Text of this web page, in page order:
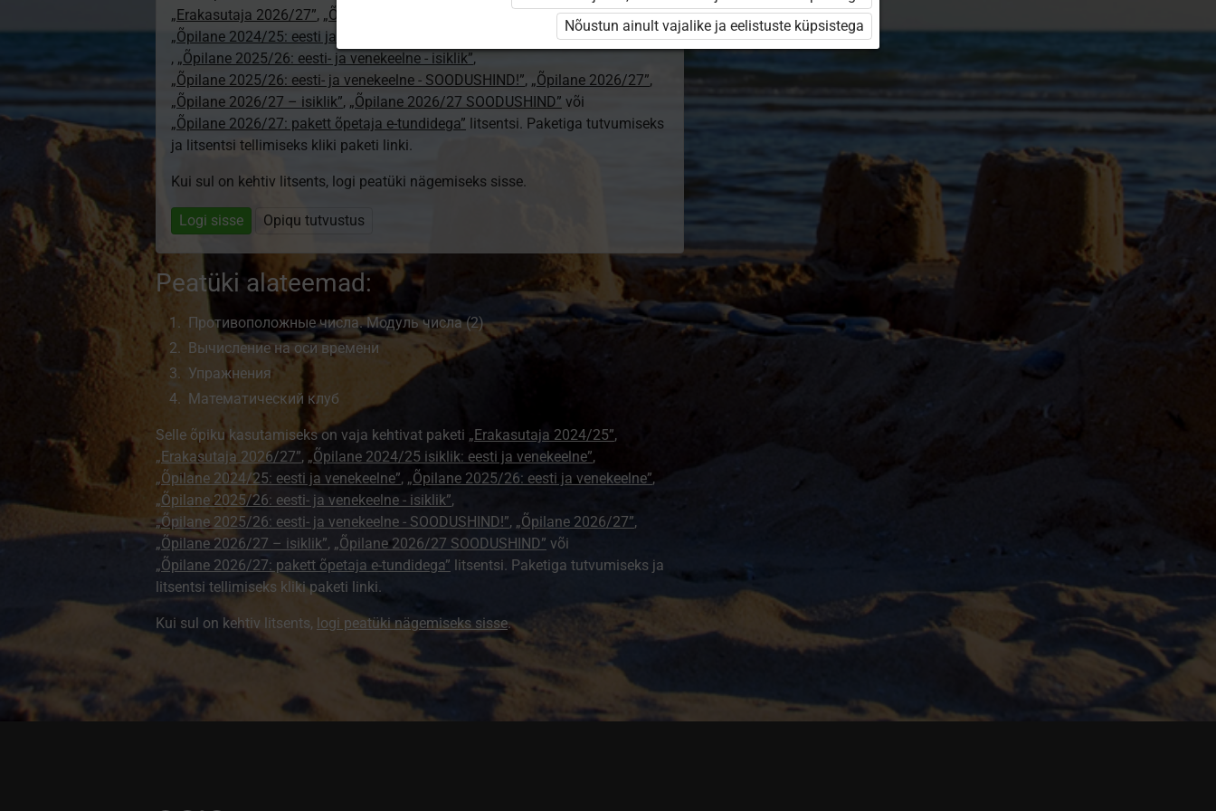
„Erakasutaja 2026/27”, „Õpilane 2024/25 isiklik: eesti ja venekeelne”,
„Õpilane 2024/25: eesti ja venekeelne”
„Õpilane 2025/26: eesti ja venekeelne”
, „Õpilane 2025/26: eesti- ja venekeelne - isiklik”,
„Õpilane 2025/26: eesti- ja venekeelne - SOODUSHIND!”, „Õpilane 2026/27”,
„Õpilane 2026/27 – isiklik”, „Õpilane 2026/27 SOODUSHIND” või
„Õpilane 2026/27: pakett õpetaja e-tundidega” litsentsi. Paketiga tutvumiseks
ja litsentsi tellimiseks kliki paketi linki.
Kui sul on kehtiv litsents, logi peatüki nägemiseks sisse.
Logi sisse Opiqu tutvustus
Peatüki alateemad:
Противоположные числа. Модуль числа (2)
Вычисление на оси времени
Упражнения
Математический клуб
Selle õpiku kasutamiseks on vaja kehtivat paketi „Erakasutaja 2024/25”,
„Erakasutaja 2026/27”, „Õpilane 2024/25 isiklik: eesti ja venekeelne”,
„Õpilane 2024/25: eesti ja venekeelne”, „Õpilane 2025/26: eesti ja venekeelne”,
„Õpilane 2025/26: eesti- ja venekeelne - isiklik”,
„Õpilane 2025/26: eesti- ja venekeelne - SOODUSHIND!”, „Õpilane 2026/27”,
„Õpilane 2026/27 – isiklik”, „Õpilane 2026/27 SOODUSHIND” või
„Õpilane 2026/27: pakett õpetaja e-tundidega” litsentsi. Paketiga tutvumiseks ja
litsentsi tellimiseks kliki paketi linki.
Kui sul on kehtiv litsents, logi peatüki nägemiseks sisse.
Nõustun ainult vajalike ja eelistuste küpsistega